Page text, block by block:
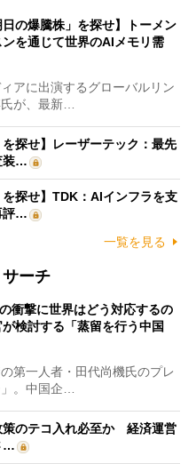
日の爆騰株」を探せ】トーメン
を通じて世界のAIメモリ需
アに出演するグローバルリン
が、最新…
探せ】レーザーテック：最先
装…
を探せ】TDK：AIインフラを支
評…
一覧を見る
ーチ
衝撃に世界はどう対応するの
検討する「蒸留を行う中国
第一人者・田代尚機氏のプレ
。中国企…
策のテコ入れ必至か 経済運営
…